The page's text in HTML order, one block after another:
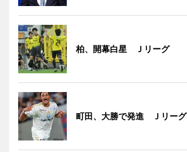
柏、開幕白星 Ｊリーグ
町田、大勝で発進 Ｊリーグ